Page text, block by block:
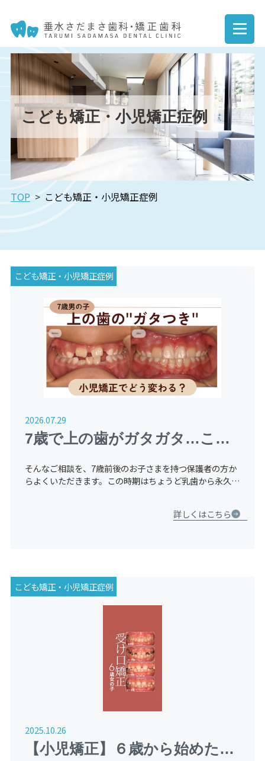
こども矯正・小児矯正症例
TOP こども矯正・小児矯正症例
こども矯正・小児矯正症例
2026.07.29
7歳で上の歯がガタガタ…この
ままで大丈夫？成長期だからこ
そできる矯正治療
そんなご相談を、7歳前後のお子さまを持つ保護者の方か
らよくいただきます。この時期はちょうど乳歯から永久歯
詳しくはこちら
こども矯正・小児矯正症例
2025.10.26
【小児矯正】６歳から始めた受